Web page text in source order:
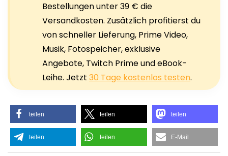
Bestellungen unter 39 € die
Versandkosten. Zusätzlich profitierst du
von schneller Lieferung, Prime Video,
Musik, Fotospeicher, exklusive
Angebote, Twitch Prime und eBook-
Leihe. Jetzt 30 Tage kostenlos testen.
teilen teilen teilen
teilen teilen E-Mail